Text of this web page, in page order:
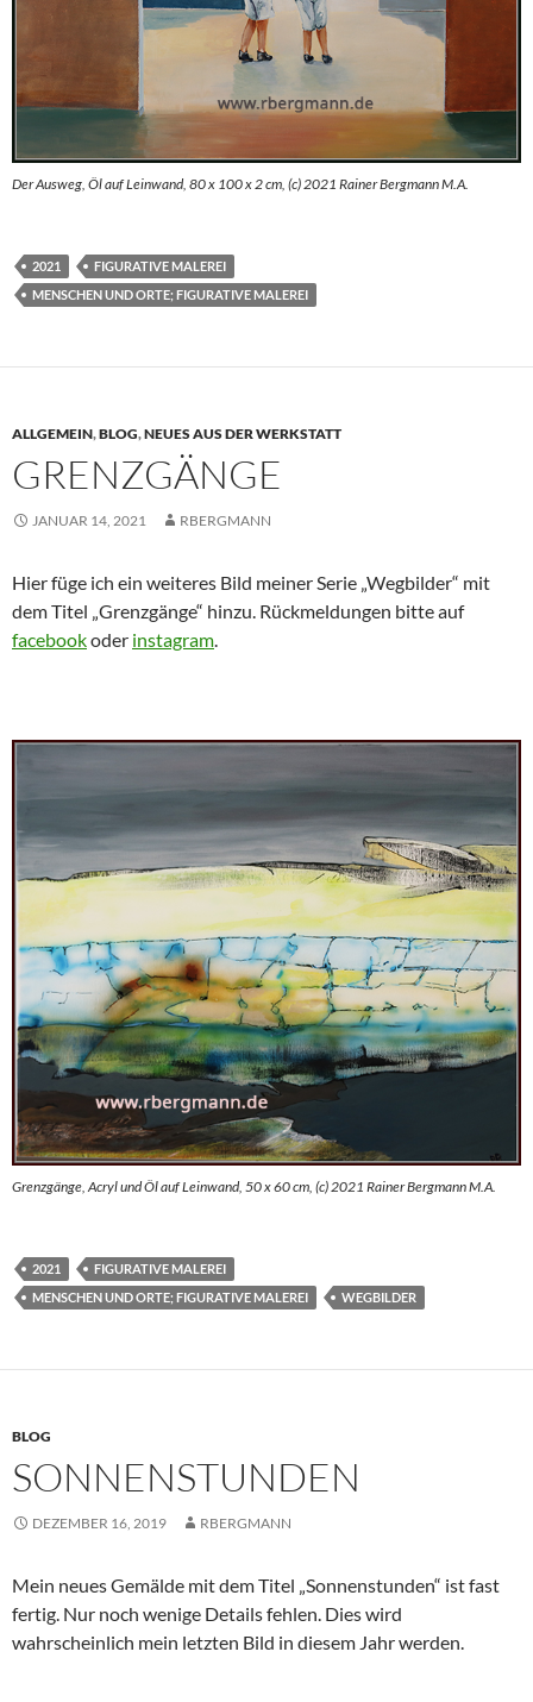
Der Ausweg, Öl auf Leinwand, 80 x 100 x 2 cm, (c) 2021 Rainer Bergmann M.A.
2021
FIGURATIVE MALEREI
MENSCHEN UND ORTE; FIGURATIVE MALEREI
ALLGEMEIN,BLOG,NEUES AUS DER WERKSTATT
GRENZGÄNGE
JANUAR 14, 2021 RBERGMANN
Hier füge ich ein weiteres Bild meiner Serie „Wegbilder“ mit
dem Titel „Grenzgänge“ hinzu. Rückmeldungen bitte auf
facebookoder instagram.
Grenzgänge, Acryl und Öl auf Leinwand, 50 x 60 cm, (c) 2021 Rainer Bergmann M.A.
2021
FIGURATIVE MALEREI
MENSCHEN UND ORTE; FIGURATIVE MALEREI
WEGBILDER
BLOG
SONNENSTUNDEN
DEZEMBER 16, 2019 RBERGMANN
Mein neues Gemälde mit dem Titel „Sonnenstunden“ ist fast
fertig. Nur noch wenige Details fehlen. Dies wird
wahrscheinlich mein letzten Bild in diesem Jahr werden.